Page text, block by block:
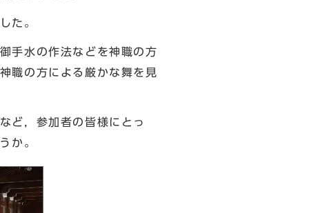
た。
手水の作法などを神職の方
職の方による厳かな舞を見
ど，参加者の皆様にとっ
か。